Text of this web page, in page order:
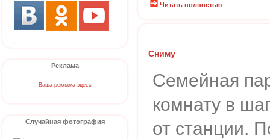
Реклама
Ваша реклама здесь
Случайная фотография
Читать полностью
Сниму
Семейная
комнату в
от станции.